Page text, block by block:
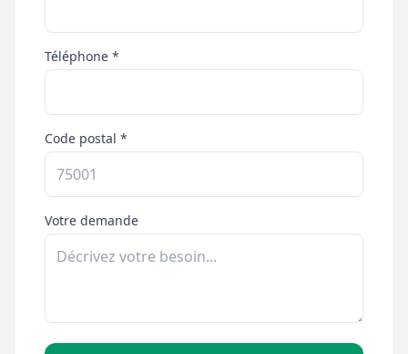
Téléphone *
Code postal *
Votre demande